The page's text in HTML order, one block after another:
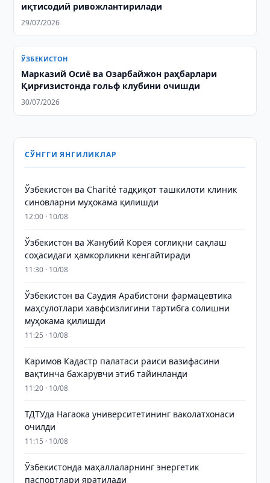
иқтисодий ривожлантирилади
29/07/2026
ЎЗБЕКИСТОН
Марказий Осиё ва Озарбайжон раҳбарлари
Қирғизистонда гольф клубини очишди
30/07/2026
СЎНГГИ ЯНГИЛИКЛАР
Ўзбекистон ва Charité тадқиқот ташкилоти клиник
синовларни муҳокама қилишди
12:00 · 10/08
Ўзбекистон ва Жанубий Корея соғлиқни сақлаш
соҳасидаги ҳамкорликни кенгайтиради
11:30 · 10/08
Ўзбекистон ва Саудия Арабистони фармацевтика
маҳсулотлари хавфсизлигини тартибга солишни
муҳокама қилишди
11:25 · 10/08
Каримов Кадастр палатаси раиси вазифасини
вақтинча бажарувчи этиб тайинланди
11:20 · 10/08
ТДТУда Нагаока университетининг ваколатхонаси
очилди
11:15 · 10/08
Ўзбекистонда маҳаллаларнинг энергетик
паспортлари яратилади